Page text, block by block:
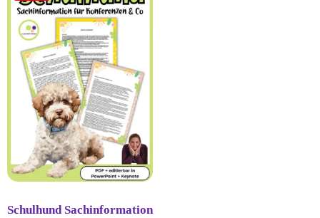
Schulhund Sachinformation